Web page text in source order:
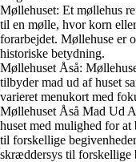
Møllehuset: Et møllehus
til en mølle, hvor korn
forarbejdet. Møllehuse er
historiske betydning.
Møllehuset Åså:
tilbyder mad ud af huset
varieret menukort med
Møllehuset Åså Mad Ud
huset med mulighed for at
til forskellige
skræddersys til forskellige